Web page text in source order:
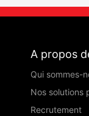
A propos
Qui sommes-
Nos solutions
Recrutement